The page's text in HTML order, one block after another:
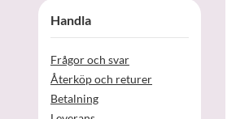
Handla
Frågor och svar
Återköp och returer
Betalning